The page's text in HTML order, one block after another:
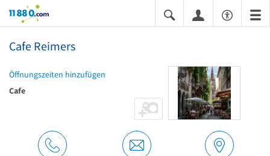
11880.com
Cafe Reimers
Öffnungszeiten hinzufügen
Cafe